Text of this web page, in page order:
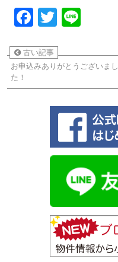
Facebook
Twitter
古い記事
お申込みありがとうございまし
た！